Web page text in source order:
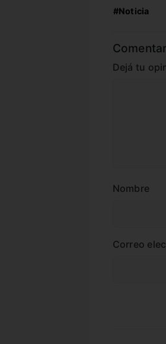
#Noticia
Dejá tu
Nombre
Correo